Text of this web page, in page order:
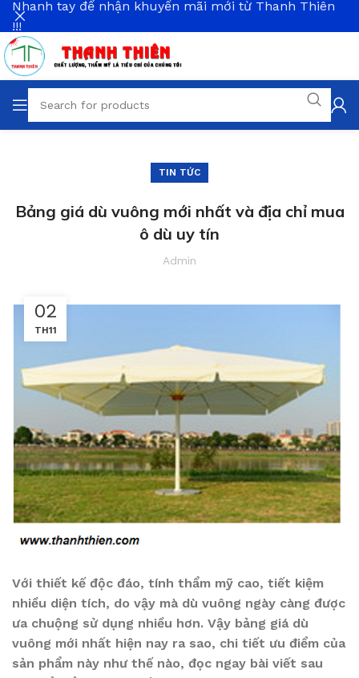
TIN TỨC
Bảng giá dù vuông mới nhất và địa chỉ mua
ô dù uy tín
Admin
02
TH11
Với thiết kế độc đáo, tính thẩm mỹ cao, tiết kiệm
nhiều diện tích, do vậy mà dù vuông ngày càng được
ưa chuộng sử dụng nhiều hơn. Vậy bảng giá dù
vuông mới nhất hiện nay ra sao, chi tiết ưu điểm của
sản phẩm này như thế nào, đọc ngay bài viết sau
Nhanh tay để nhận khuyến mãi mới từ Thanh Thiên
!!!